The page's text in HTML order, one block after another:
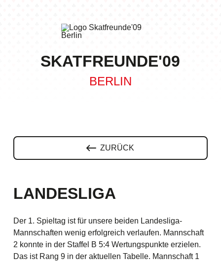
SKATFREUNDE'09
BERLIN
ZURÜCK
LANDESLIGA
Der 1. Spieltag ist für unsere beiden Landesliga-
Mannschaften wenig erfolgreich verlaufen. Mannschaft
2 konnte in der Staffel B 5:4 Wertungspunkte erzielen.
Das ist Rang 9 in der aktuellen Tabelle. Mannschaft 1